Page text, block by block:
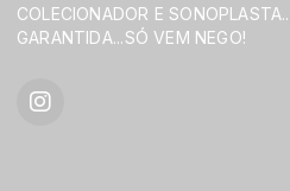
COLECIONADOR E
GARANTIDA...SÓ VEM NEGO!